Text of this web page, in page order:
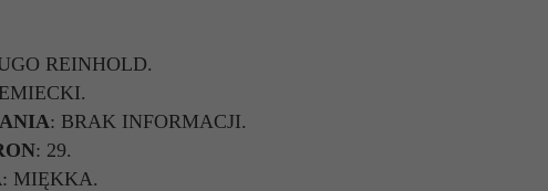
REINHOLD.
: BRAK INFORMACJI.
: 29.
: MIĘKKA.